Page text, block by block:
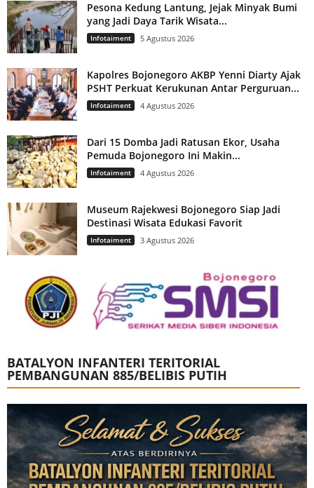
Pesona Kedung Lantung, Jejak Minyak Bumi
yang Jadi Daya Tarik Wisata...
Infotaiment 5 Agustus 2026
Kapolres Bojonegoro AKBP Yenni Diarty Ajak
PSHT Perkuat Kerukunan Antar Perguruan...
Infotaiment 4 Agustus 2026
Dari 15 Domba Jadi Ratusan Ekor, Usaha
Pemuda Bojonegoro Ini Makin...
Infotaiment 4 Agustus 2026
Museum Rajekwesi Bojonegoro Siap Jadi
Destinasi Wisata Edukasi Favorit
Infotaiment 3 Agustus 2026
BATALYON INFANTERI TERITORIAL
PEMBANGUNAN 885/BELIBIS PUTIH